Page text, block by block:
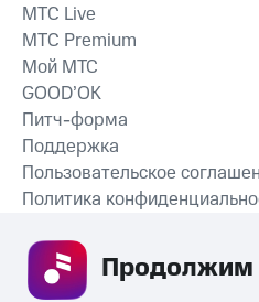
СКАЧАТЬ
MTС Live
MTС Premium
Мой МТС
GOOD’OK
Питч-форма
Поддержка
Пользовательское
Политика